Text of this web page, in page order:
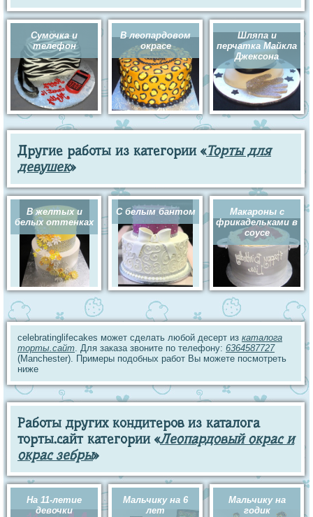
Сумочка и
телефон
В леопардовом
окрасе
Шляпа и
перчатка Майкла
Джексона
Другие работы из категории «Торты для
девушек»
В желтых и
белых оттенках
С белым бантом
Макароны с
фрикадельками в
соусе
celebratinglifecakes может сделать любой десерт из каталога
торты.сайт. Для заказа звоните по телефону: 6364587727
(Manchester). Примеры подобных работ Вы можете посмотреть
ниже
Работы других кондитеров из каталога
торты.сайт категории «Леопардовый окрас и
окрас зебры»
На 11-летие
девочки
Мальчику на 6
лет
Мальчику на
годик